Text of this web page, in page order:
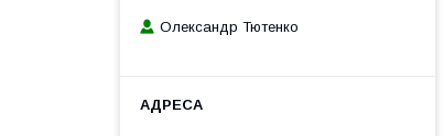
Олександр Тютенко